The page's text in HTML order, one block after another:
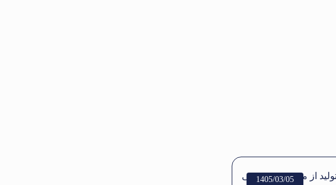
1405/03/05